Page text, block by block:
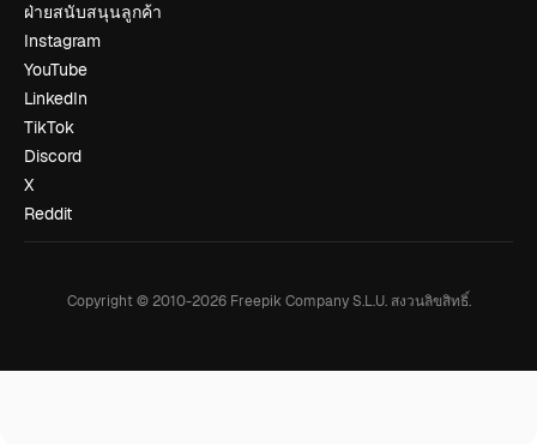
ฝ่ายสนับสนุนลูกค้า
Instagram
YouTube
LinkedIn
TikTok
Discord
X
Reddit
Copyright © 2010-2026Freepik Company S.L.U. สงวนลิขสิทธิ์.